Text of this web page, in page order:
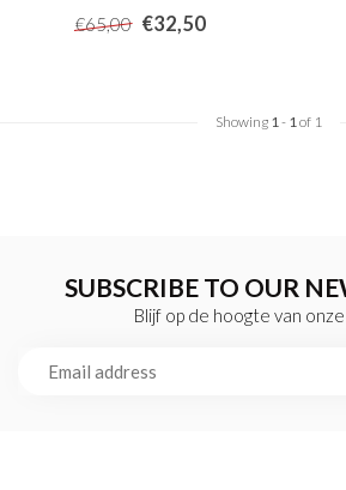
€65,00 €32,50
Showing 1- 1of 1
SUBSCRIBE TO OUR
Blijf op de hoogte van